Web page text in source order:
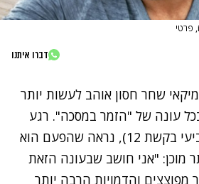
דברו איתנו
שחר חסון אוהב לעשות יותר
עונה של "הזמר במסכה". רגע
לפני פרק הבכורה (רביעי בקשת 12), נראה שהפעם הוא
מוכן: "אני חושב שבעונה הזאת
מפוצצים והדמויות הרבה יותר